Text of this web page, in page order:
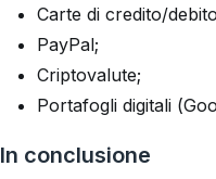
Carte di credito/
PayPal;
Criptovalute;
Portafogli digitali
In conclusione